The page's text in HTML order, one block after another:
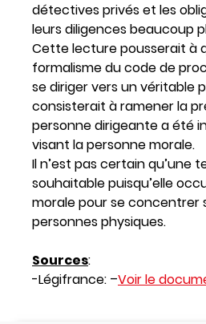
détectives privés et les
leurs diligences beaucoup
Cette lecture pousserait à
formalisme du code de
se diriger vers un véritable
consisterait à ramener la
personne dirigeante a été
visant la personne morale.
Il n’est pas certain qu’une
souhaitable puisqu’elle
morale pour se concentrer
personnes physiques.
Sources:
-Légifrance: –Voir le